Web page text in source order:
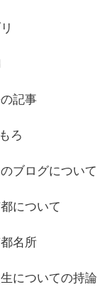
記事
ろ
ブログについて
について
名所
生についての持論